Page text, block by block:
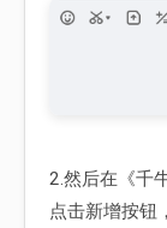
2.然后在《千
点击新增按钮